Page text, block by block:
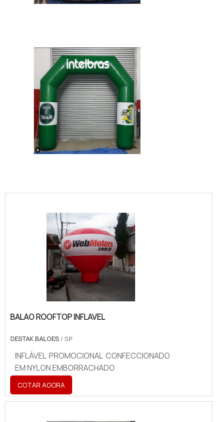
BALAO ROOFTOP INFLAVEL
DESTAK BALOES / SP
INFLÁVEL PROMOCIONAL CONFECCIONADO
EM NYLON EMBORRACHADO
COTAR AGORA